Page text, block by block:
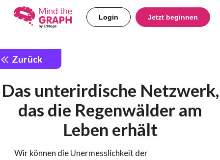
Login Jetzt beginnen
Zurück
Das unterirdische Netzwerk,
das die Regenwälder am
Leben erhält
Wir können die Unermesslichkeit der